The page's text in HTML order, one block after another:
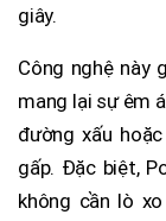
giây.
Công nghệ này
mang lại sự êm
đường xấu
gấp. Đặc biệt,
không cần lò